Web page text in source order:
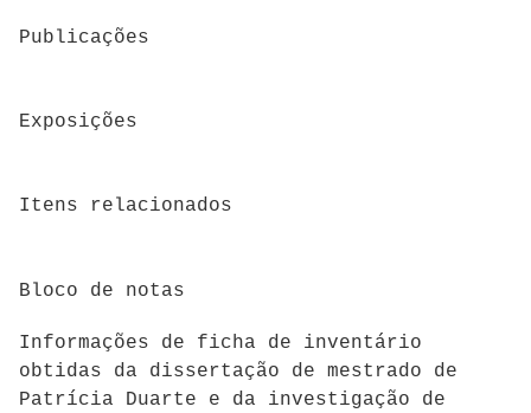
Publicações
Exposições
Itens relacionados
Bloco de notas
Informações de ficha de inventário
obtidas da dissertação de mestrado de
Patrícia Duarte e da investigação de